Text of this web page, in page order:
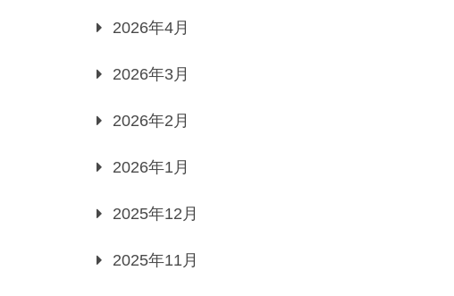
2026年4月
2026年3月
2026年2月
2026年1月
2025年12月
2025年11月